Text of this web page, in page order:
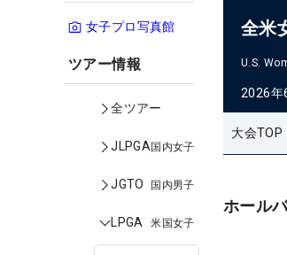
女子プロ写真館
ツアー情報
全ツアー
JLPGA国内女子
JGTO 国内男子
LPGA 米国女子
全米
U.S.
2026年
大会TOP
ホール